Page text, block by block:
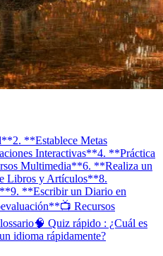
2. **Establece Metas
Interactivas**4. **Práctica
Multimedia**6. **Realiza un
Libros y Artículos**8.
9. **Escribir un Diario en
📺 Recursos
🧠 Quiz rápido : ¿Cuál es
idioma rápidamente?